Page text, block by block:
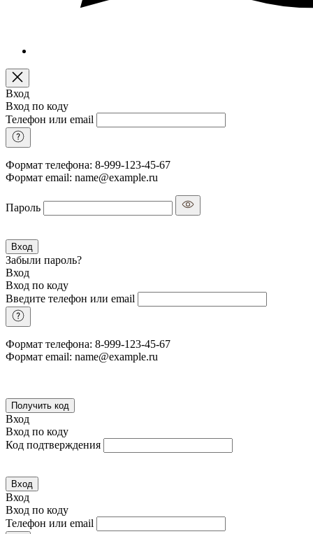
Вход
Вход по коду
Телефон или email
Формат телефона: 8-999-123-45-67
Формат email: name@example.ru
Пароль
Вход
Забыли пароль?
Вход
Вход по коду
Введите телефон или email
Формат телефона: 8-999-123-45-67
Формат email: name@example.ru
Получить код
Вход
Вход по коду
Код подтверждения
Вход
Вход
Вход по коду
Телефон или email